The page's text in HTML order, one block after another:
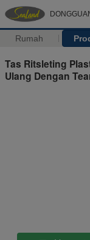
Rumah
Tas Ritsleting
Ulang Dengan